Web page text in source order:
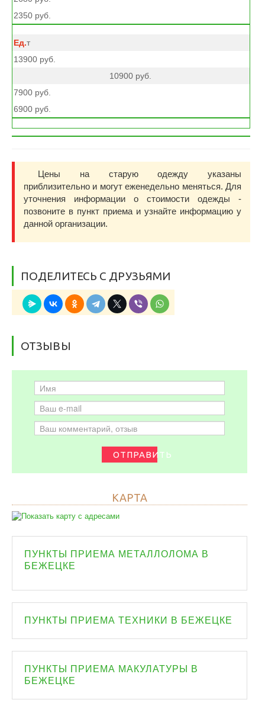
2350 руб.
т
13900 руб.
10900 руб.
7900 руб.
6900 руб.
Цены на старую одежду указаны
приблизительно и могут еженедельно меняться. Для
уточнения информации о стоимости одежды -
позвоните в пункт приема и узнайте информацию у
данной организации.
ПОДЕЛИТЕСЬ С ДРУЗЬЯМИ
ОТЗЫВЫ
ОТПРАВИТЬ
КАРТА
ПУНКТЫ ПРИЕМА МЕТАЛЛОЛОМА В
БЕЖЕЦКЕ
ПУНКТЫ ПРИЕМА ТЕХНИКИ В БЕЖЕЦКЕ
ПУНКТЫ ПРИЕМА МАКУЛАТУРЫ В
БЕЖЕЦКЕ